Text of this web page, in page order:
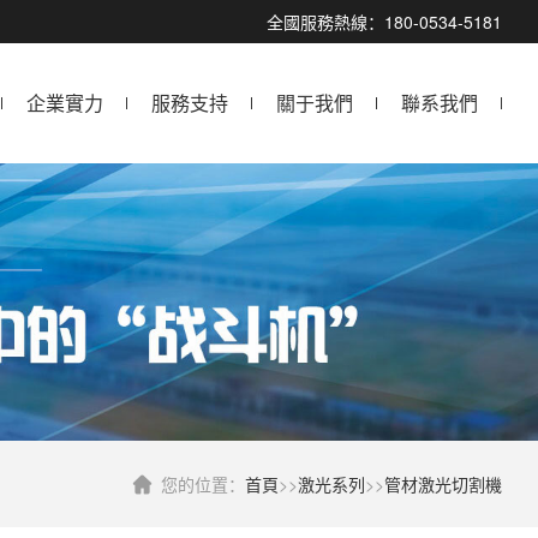
全國服務熱線：180-0534-5181
企業實力 服務支持 關于我們 聯系我們
您的位置： 首頁>>激光系列>>管材激光切割機